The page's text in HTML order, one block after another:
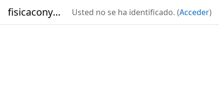
fisicaconyirsen Usted no se ha identificado. (Acceder)